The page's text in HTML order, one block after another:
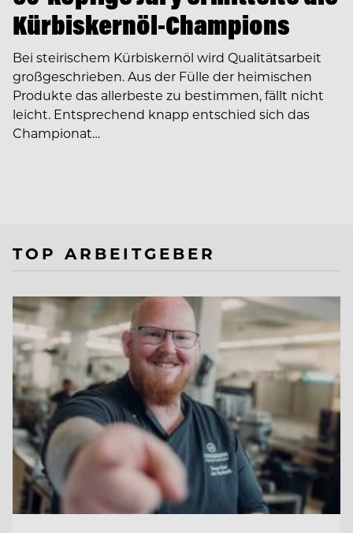
Kürbiskernöl-Champions
Bei steirischem Kürbiskernöl wird Qualitätsarbeit
großgeschrieben. Aus der Fülle der heimischen
Produkte das allerbeste zu bestimmen, fällt nicht
leicht. Entsprechend knapp entschied sich das
Championat…
TOP ARBEITGEBER